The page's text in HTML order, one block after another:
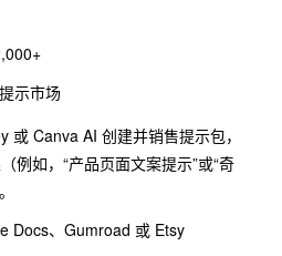
示市场
或 Canva AI 创建并销售提示包，
例如，“产品页面文案提示”或“奇
Docs、Gumroad 或 Etsy